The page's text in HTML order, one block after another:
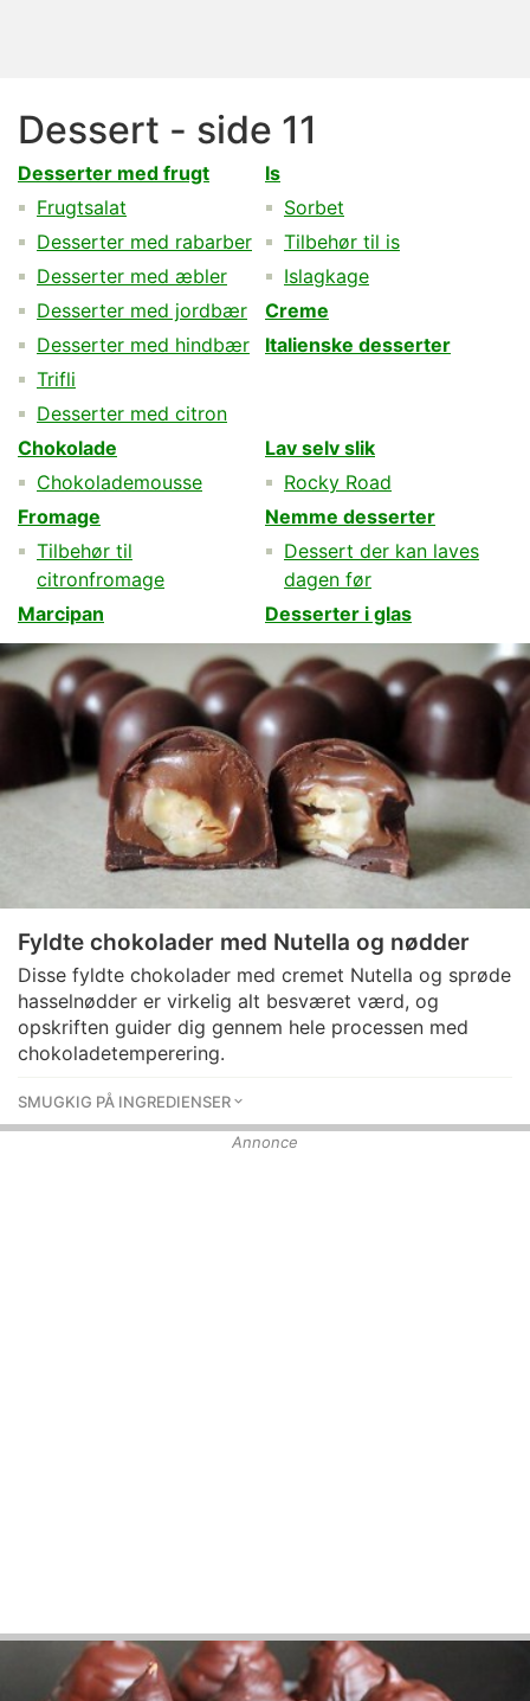
Dessert - side 11
Desserter med frugt
Frugtsalat
Desserter med rabarber
Desserter med æbler
Desserter med jordbær
Desserter med hindbær
Trifli
Desserter med citron
Is
Sorbet
Tilbehør til is
Islagkage
Creme
Italienske desserter
Chokolade
Chokolademousse
Fromage
Tilbehør til
citronfromage
Marcipan
Lav selv slik
Rocky Road
Nemme desserter
Dessert der kan laves
dagen før
Desserter i glas
Fyldte chokolader med Nutella og nødder
Disse fyldte chokolader med cremet Nutella og sprøde
hasselnødder er virkelig alt besværet værd, og
opskriften guider dig gennem hele processen med
chokoladetemperering.
SMUGKIG PÅ INGREDIENSER
Annonce